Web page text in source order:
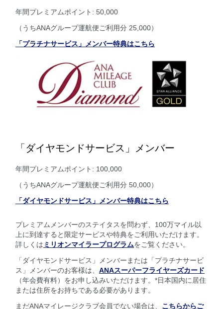
年間プレミアムポイント: 50,000
（うちANAグループ運航便ご利用分 25,000）
「プラチナサービス」メンバー特典はこちら
「ダイヤモンドサービス」メンバー
年間プレミアムポイント: 100,000
（うちANAグループ運航便ご利用分 50,000）
「ダイヤモンドサービス」メンバー特典はこちら
プレミアムメンバーのステイタスを問わず、100万マイル以
上に到達すると限定サービスや特典をご利用いただけます。
詳しくは ミリオンマイラープログラムをご覧ください。
「ダイヤモンドサービス」メンバーまたは「プラチナサービ
ス」メンバーのお客様は、 ANAスーパーフライヤーズカード
（年会費有料）をお申し込みいただけます。*日本国内に居住
または住所をお持ちである必要があります。
まだANAマイレージクラブ会員でない場合は、 こちらからご